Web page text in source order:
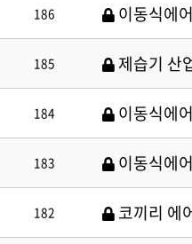
186 이동식에
185 제습기 산
184 이동식에
183 이동식에
182 코끼리 에